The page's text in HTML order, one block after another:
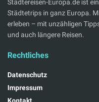
Städtereisen-Europa.de ist
Städtetrips in ganz Europa.
erleben – mit unzähligen
und auch längere Reisen.
Rechtliches
Datenschutz
Impressum
Kontakt